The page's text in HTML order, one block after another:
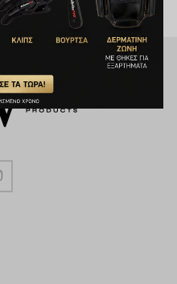
Για βαμμένα μαλλιά 300ml